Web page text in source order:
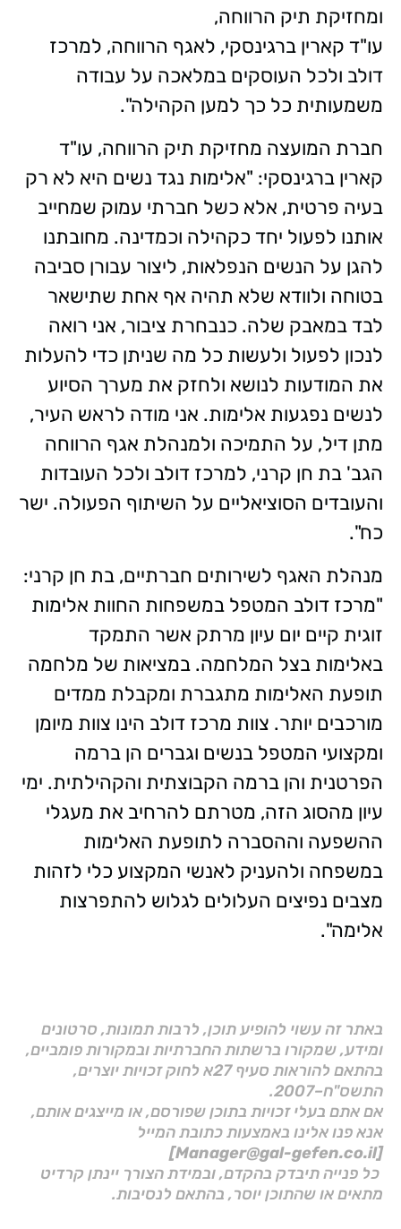
ומחזיקת תיק הרווחה,
עו"ד קארין ברגינסקי, לאגף הרווחה, למרכז
דולב ולכל העוסקים במלאכה על עבודה
משמעותית כל כך למען הקהילה".
חברת המועצה מחזיקת תיק הרווחה, עו"ד
קארין ברגינסקי: "אלימות נגד נשים היא לא רק
בעיה פרטית, אלא כשל חברתי עמוק שמחייב
אותנו לפעול יחד כקהילה וכמדינה. מחובתנו
להגן על הנשים הנפלאות, ליצור עבורן סביבה
בטוחה ולוודא שלא תהיה אף אחת שתישאר
לבד במאבק שלה. כנבחרת ציבור, אני רואה
לנכון לפעול ולעשות כל מה שניתן כדי להעלות
את המודעות לנושא ולחזק את מערך הסיוע
לנשים נפגעות אלימות. אני מודה לראש העיר,
מתן דיל, על התמיכה ולמנהלת אגף הרווחה
הגב' בת חן קרני, למרכז דולב ולכל העובדות
והעובדים הסוציאליים על השיתוף הפעולה. ישר
כח".
מנהלת האגף לשירותים חברתיים, בת חן קרני:
"מרכז דולב המטפל במשפחות החוות אלימות
זוגית קיים יום עיון מרתק אשר התמקד
באלימות בצל המלחמה. במציאות של מלחמה
תופעת האלימות מתגברת ומקבלת ממדים
מורכבים יותר. צוות מרכז דולב הינו צוות מיומן
ומקצועי המטפל בנשים וגברים הן ברמה
הפרטנית והן ברמה הקבוצתית והקהילתית. ימי
עיון מהסוג הזה, מטרתם להרחיב את מעגלי
ההשפעה וההסברה לתופעת האלימות
במשפחה ולהעניק לאנשי המקצוע כלי לזהות
מצבים נפיצים העלולים לגלוש להתפרצות
אלימה".
באתר זה עשוי להופיע תוכן, לרבות תמונות, סרטונים
ומידע, שמקורו ברשתות החברתיות ובמקורות פומביים,
בהתאם להוראות סעיף 27א לחוק זכויות יוצרים,
התשס"ח–2007.
אם אתם בעלי זכויות בתוכן שפורסם, או מייצגים אותם,
אנא פנו אלינו באמצעות כתובת המייל
[Manager@gal-gefen.co.il]
כל פנייה תיבדק בהקדם, ובמידת הצורך יינתן קרדיט
מתאים או שהתוכן יוסר, בהתאם לנסיבות.